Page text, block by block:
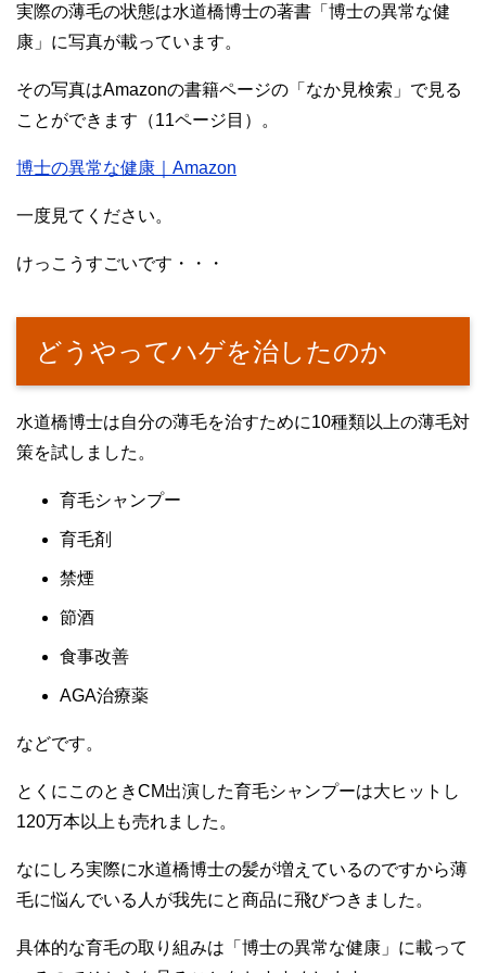
実際の薄毛の状態は水道橋博士の著書「博士の異常な健
康」に写真が載っています。
その写真はAmazonの書籍ページの「なか見検索」で見る
ことができます（11ページ目）。
博士の異常な健康｜Amazon
一度見てください。
けっこうすごいです・・・
どうやってハゲを治したのか
水道橋博士は自分の薄毛を治すために10種類以上の薄毛対
策を試しました。
育毛シャンプー
育毛剤
禁煙
節酒
食事改善
AGA治療薬
などです。
とくにこのときCM出演した育毛シャンプーは大ヒットし
120万本以上も売れました。
なにしろ実際に水道橋博士の髪が増えているのですから薄
毛に悩んでいる人が我先にと商品に飛びつきました。
具体的な育毛の取り組みは「博士の異常な健康」に載って